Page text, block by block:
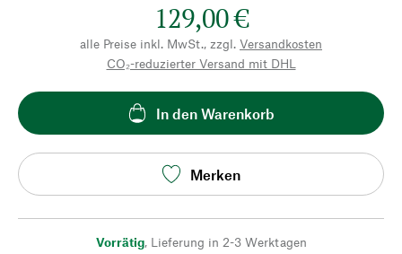
129,00 €
alle Preise inkl. MwSt., zzgl. Versandkosten
CO₂-reduzierter Versand mit DHL
In den Warenkorb
Merken
Vorrätig, Lieferung in 2-3 Werktagen